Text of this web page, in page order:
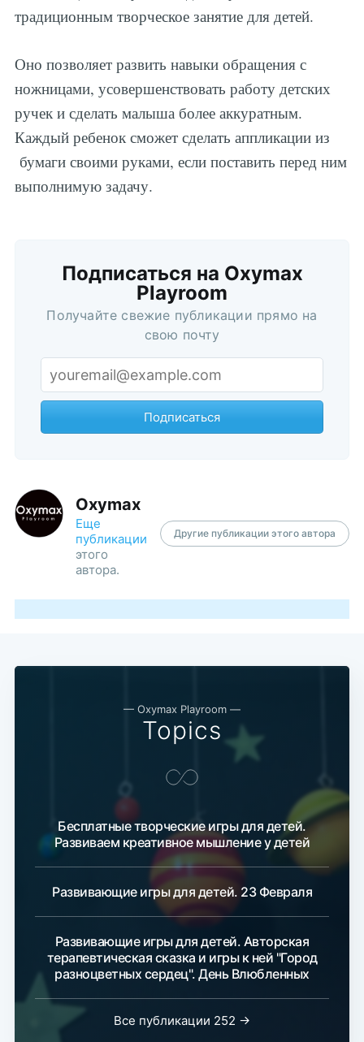
традиционным творческое занятие для детей.
Оно позволяет развить навыки обращения с
ножницами, усовершенствовать работу детских
ручек и сделать малыша более аккуратным.
Каждый ребенок сможет сделать аппликации из
бумаги своими руками, если поставить перед ним
выполнимую задачу.
Подписаться на Oxymax
Playroom
Получайте свежие публикации прямо на
свою почту
Подписаться
Oxymax
Еще
публикации
этого
автора.
Другие публикации этого автора
— Oxymax Playroom —
Topics
Бесплатные творческие игры для детей.
Развиваем креативное мышление у детей
Развивающие игры для детей. 23 Февраля
Развивающие игры для детей. Авторская
терапевтическая сказка и игры к ней "Город
разноцветных сердец". День Влюбленных
Все публикации 252 →